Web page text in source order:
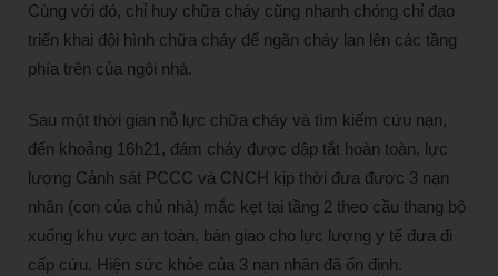
Cùng với đó, chỉ huy chữa cháy cũng nhanh chóng chỉ đạo
triển khai đội hình chữa cháy để ngăn cháy lan lên các tầng
phía trên của ngôi nhà.
Sau một thời gian nỗ lực chữa cháy và tìm kiếm cứu nạn,
đến khoảng 16h21, đám cháy được dập tắt hoàn toàn, lực
lượng Cảnh sát PCCC và CNCH kịp thời đưa được 3 nạn
nhân (con của chủ nhà) mắc kẹt tại tầng 2 theo cầu thang bộ
xuống khu vực an toàn, bàn giao cho lực lượng y tế đưa đi
cấp cứu. Hiện sức khỏe của 3 nạn nhân đã ổn định.